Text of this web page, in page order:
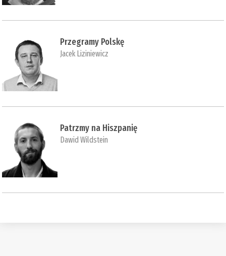
Przegramy Polskę
Jacek Liziniewicz
Patrzmy na Hiszpanię
Dawid Wildstein